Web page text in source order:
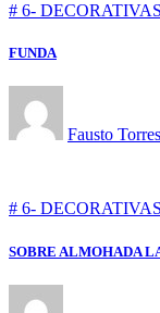
# 6-
FUNDA
Fausto Torres
# 6-
SOBRE ALMOHADA